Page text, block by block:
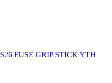
FUSE GRIP STICK YTH